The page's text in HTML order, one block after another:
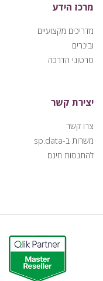
מרכז הידע
מדריכים מקצועיים
ובינרים
סרטוני הדרכה
יצירת קשר
צרו קשר
משרות ב-sp.data
להתנסות חינם